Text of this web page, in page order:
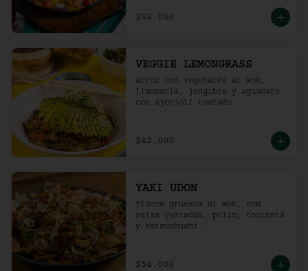
$52.000
VEGGIE LEMONGRASS
arroz con vegetales al wok,
limonaria, jengibre y aguacate
con ajonjolí tostado.
$42.000
YAKI UDON
fideos gruesos al wok, con
salsa yakisoba, pollo, tocineta
y katsuobushi.
$54.000